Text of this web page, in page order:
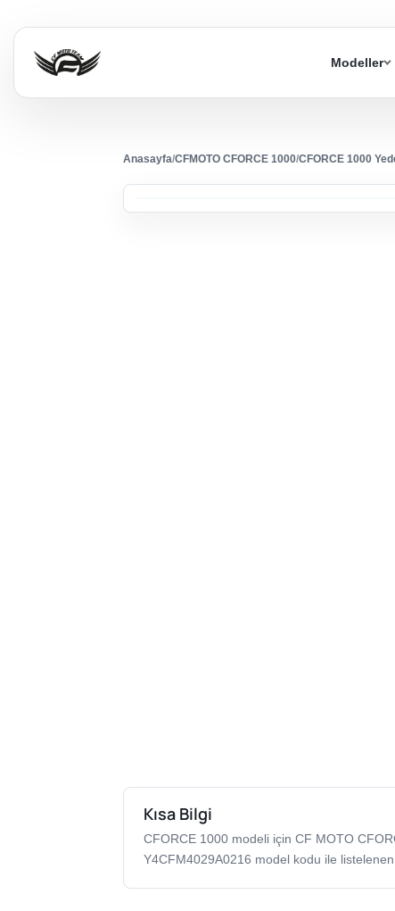
Modeller
Anasayfa/CFMOTO CFORCE 1000/CFORCE 1000
Kısa Bilgi
CFORCE 1000 modeli için CF MOTO
Y4CFM4029A0216 model kodu ile listelenen